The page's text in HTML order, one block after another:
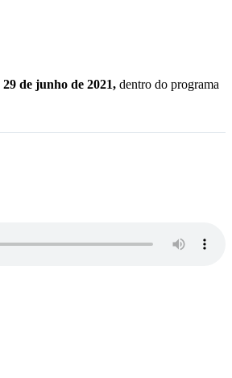
29 de junho de 2021, dentro do programa